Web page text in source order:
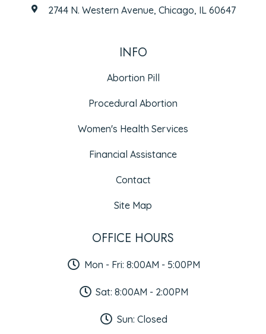
2744 N. Western Avenue, Chicago, IL 60647
INFO
Abortion Pill
Procedural Abortion
Women's Health Services
Financial Assistance
Contact
Site Map
OFFICE HOURS
Mon - Fri: 8:00AM - 5:00PM
Sat: 8:00AM - 2:00PM
Sun: Closed